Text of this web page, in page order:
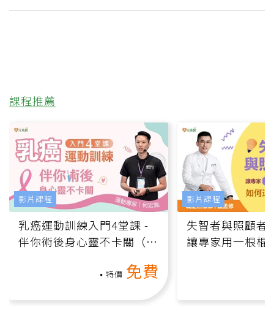
課程推薦
乳癌運動訓練入門4堂課 -
伴你術後身心靈不卡關（線
特價 免費
影片課程
失智者與照顧者
讓專家用一根棍
影片課程